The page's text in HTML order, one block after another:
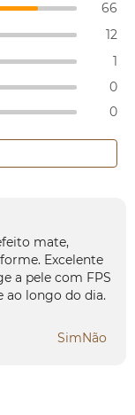
66
12
1
0
0
mate,
Excelente
a pele com FPS
ao longo do dia.
SimNão